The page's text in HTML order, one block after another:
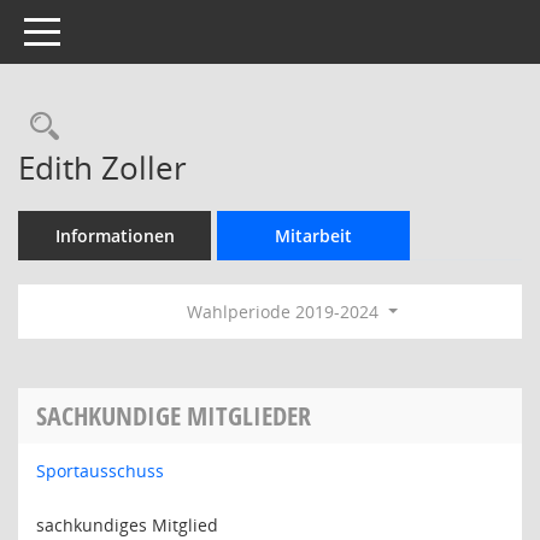
Toggle navigation
Rechercheauswahl
Edith Zoller
Informationen Mitarbeit
Wahlperiode 2019-2024
SACHKUNDIGE MITGLIEDER
Sportausschuss
sachkundiges Mitglied